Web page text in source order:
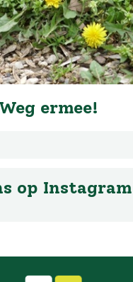
ermee!
op Instagram